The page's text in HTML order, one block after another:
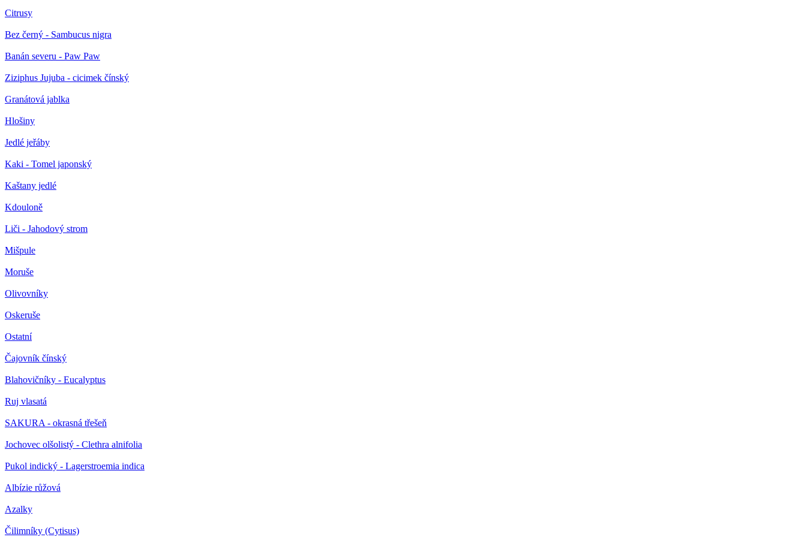
Citrusy
Bez černý - Sambucus nigra
Banán severu - Paw Paw
Ziziphus Jujuba - cicimek čínský
Granátová jablka
Hlošiny
Jedlé jeřáby
Kaki - Tomel japonský
Kaštany jedlé
Kdouloně
Liči - Jahodový strom
Mišpule
Moruše
Olivovníky
Oskeruše
Ostatní
Čajovník čínský
Blahovičníky - Eucalyptus
Ruj vlasatá
SAKURA - okrasná třešeň
Jochovec olšolistý - Clethra alnifolia
Pukol indický - Lagerstroemia indica
Albízie růžová
Azalky
Čilimníky (Cytisus)